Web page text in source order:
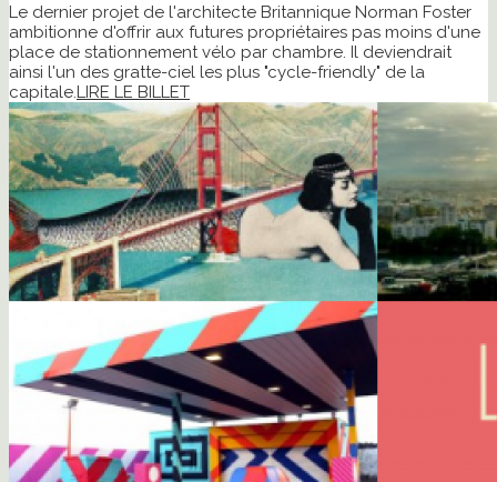
Le dernier projet de l'architecte Britannique Norman Foster
ambitionne d'offrir aux futures propriétaires pas moins d'une
place de stationnement vélo par chambre. Il deviendrait
ainsi l'un des gratte-ciel les plus "cycle-friendly" de la
capitale.LIRE LE BILLET